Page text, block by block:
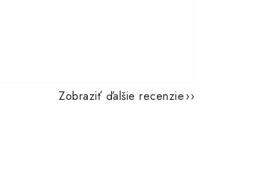
Zobraziť ďalšie recenzie